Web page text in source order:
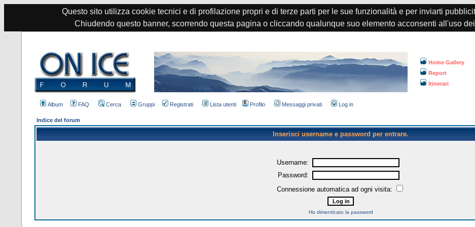
Questo sito utilizza cookie tecnici e di profilazione propri e di terze parti per le sue funzionalità e per inviarti
Chiudendo questo banner, scorrendo questa pagina o cliccando qualunque suo elemento acconsenti all'uso
Home Gallery
Report
Itinerari
Album FAQ Cerca Gruppi Registrati Lista utenti Profilo Messaggi privati Log in
Indice del forum
Inserisci username e password per entrare.
Username:
Password:
Connessione automatica ad ogni visita:
Ho dimenticato la password